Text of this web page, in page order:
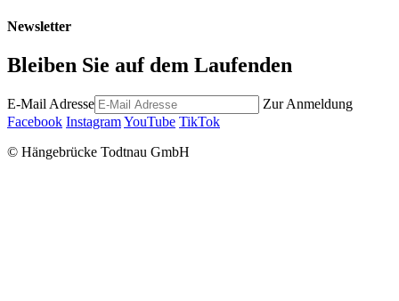
Newsletter
Bleiben Sie auf dem Laufenden
E-Mail Adresse
Zur Anmeldung
Facebook InstagramYouTube TikTok
© Hängebrücke Todtnau GmbH